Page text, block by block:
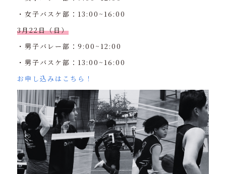
・女子バスケ部：13:00~16:00
3月22日（日）
・男子バレー部：9:00~12:00
・男子バスケ部：13:00~16:00
お申し込みはこちら！